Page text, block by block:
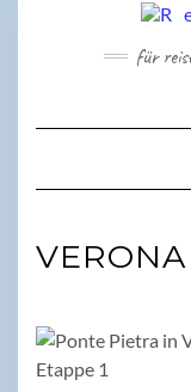
für
VERONA